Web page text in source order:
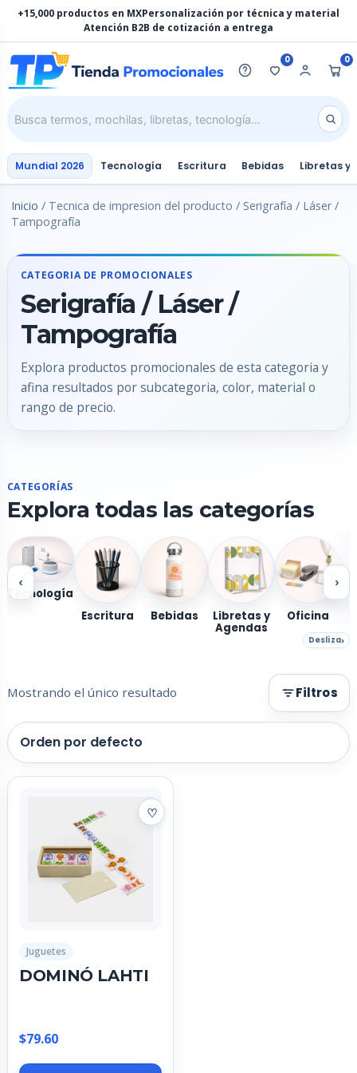
contenido
+15,000 productos en MXPersonalización por técnica y material
Atención B2B de cotización a entrega
0 0
Mundial 2026 Tecnología Escritura Bebidas Libretas y
Inicio / Tecnica de impresion del producto / Serigrafía / Láser /
Tampografía
CATEGORIA DE PROMOCIONALES
Serigrafía / Láser /
Tampografía
Explora productos promocionales de esta categoria y
afina resultados por subcategoria, color, material o
rango de precio.
CATEGORÍAS
Explora todas las categorías
‹
Tecnología
Escritura
Bebidas Libretas y
Agendas
Oficina
›
Desliza
Mostrando el único resultado Filtros
Juguetes
DOMINÓ LAHTI
$79.60
Este